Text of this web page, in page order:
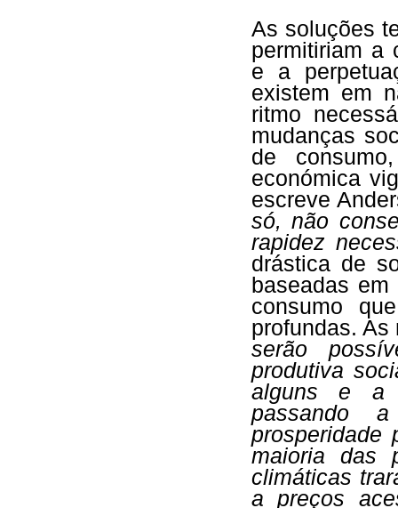
As soluções
permitiriam a
e a
existem em
ritmo
mudanças
de
económica
escreve
só, não
rapidez
drástica de
baseadas
consumo
profundas.
serão
produtiva
alguns e a
passando
prosperidade
maioria das
climáticas
a preços